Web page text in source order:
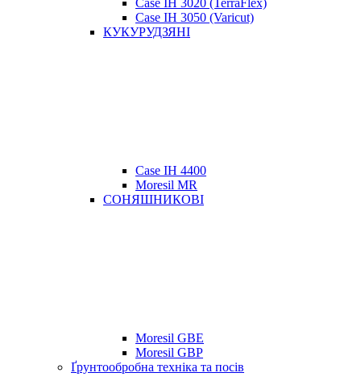
Case IH 3020 (TerraFlex)
Case IH 3050 (Varicut)
КУКУРУДЗЯНІ
Case IH 4400
Moresil MR
СОНЯШНИКОВІ
Moresil GBE
Moresil GBP
Ґрунтообробна техніка та посів